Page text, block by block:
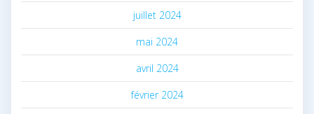
juillet 2024
mai 2024
avril 2024
février 2024